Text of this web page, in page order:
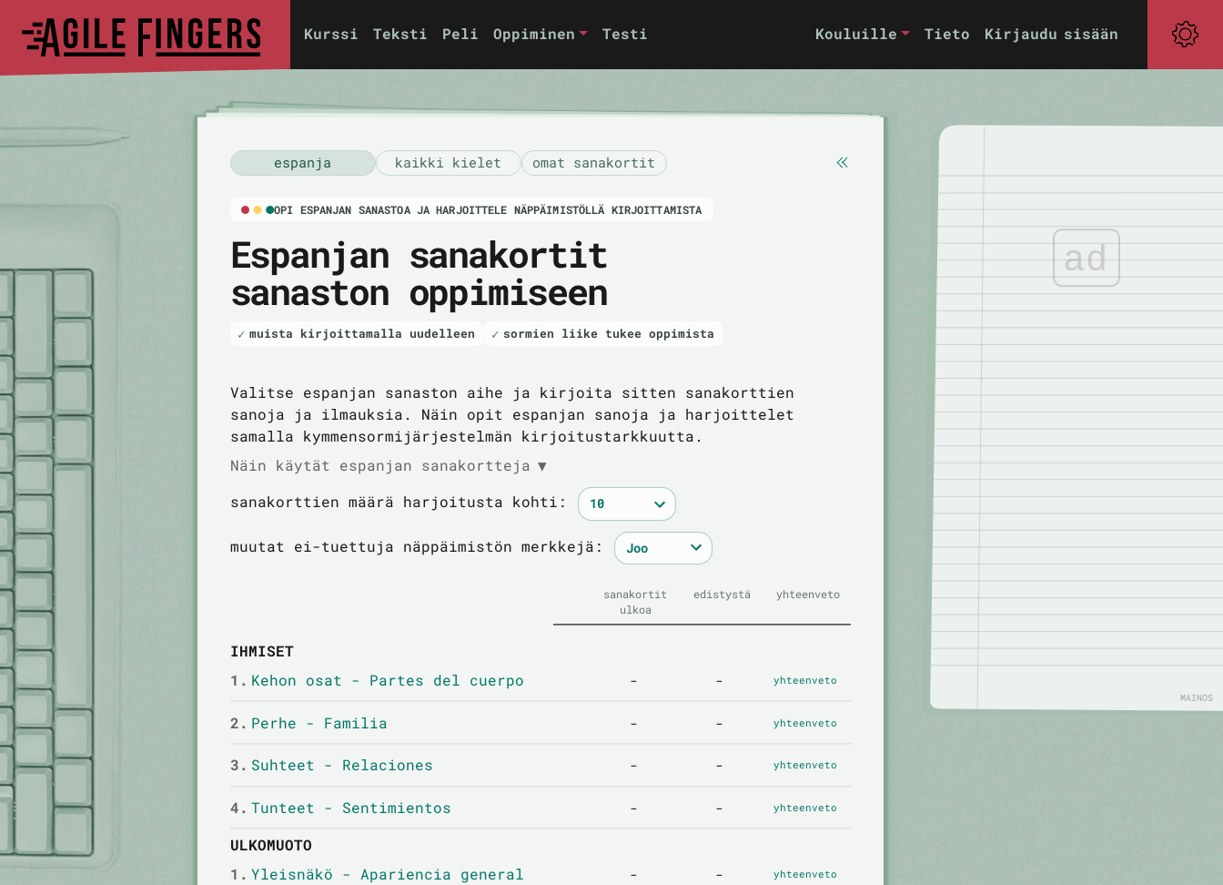
Kurssi Teksti Peli Oppiminen Testi Kouluille Tieto Kirjaudu sisään
espanja kaikki kielet omat sanakortit
OPI ESPANJAN SANASTOA JA HARJOITTELE NÄPPÄIMISTÖLLÄ KIRJOITTAMISTA
Espanjan sanakortit
sanaston oppimiseen
muista kirjoittamalla uudelleen sormien liike tukee oppimista
Valitse espanjan sanaston aihe ja kirjoita sitten sanakorttien
sanoja ja ilmauksia. Näin opit espanjan sanoja ja harjoittelet
samalla kymmensormijärjestelmän kirjoitustarkkuutta.
Näin käytät espanjan sanakortteja ▼
sanakorttien määrä harjoitusta kohti:
muutat ei-tuettuja näppäimistön merkkejä:
sanakortit
ulkoa
edistystä yhteenveto
IHMISET
1. Kehon osat - Partes del cuerpo - - yhteenveto
2. Perhe - Familia - - yhteenveto
3. Suhteet - Relaciones - - yhteenveto
4. Tunteet - Sentimientos - - yhteenveto
ULKOMUOTO
1. Yleisnäkö - Apariencia general - - yhteenveto
ad
MAINOS